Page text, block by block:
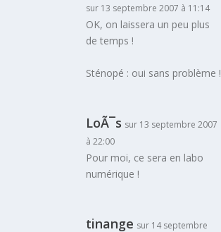
sur 13 septembre 2007 à 11:14
OK, on laissera un peu plus
de temps !
Sténopé : oui sans problème !
LoÃ¯s sur 13 septembre 2007
à 22:00
Pour moi, ce sera en labo
numérique !
tinange sur 14 septembre